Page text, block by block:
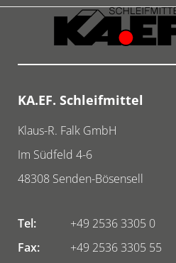
Stützteller d 125mm
150mm Klett- inkl. 1 x
Maschine
KA.EF. Schleifmittel
Klaus-R. Falk GmbH
Im Südfeld 4-6
48308 Senden-Bösensell
Tel:
+49 2536 3305 0
Fax:
+49 2536 3305 55